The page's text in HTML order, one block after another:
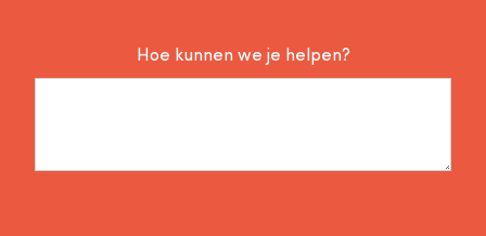
Hoe kunnen we je helpen?